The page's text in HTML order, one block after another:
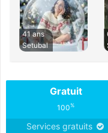
41 ans
Setubal
Gratuit
100%
Services gratuits